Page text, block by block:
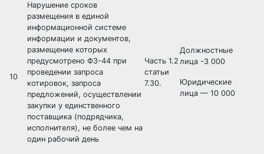
10
Нарушение сроков
размещения в единой
информационной системе
информации и документов,
размещение которых
предусмотрено ФЗ-44 при
проведении запроса
котировок, запроса
предложений, осуществлении
закупки у единственного
поставщика (подрядчика,
исполнителя), не более чем на
один рабочий день
Часть 1.2
статьи
7.30.
Должностные
лица -3 000
Юридические
лица — 10 000